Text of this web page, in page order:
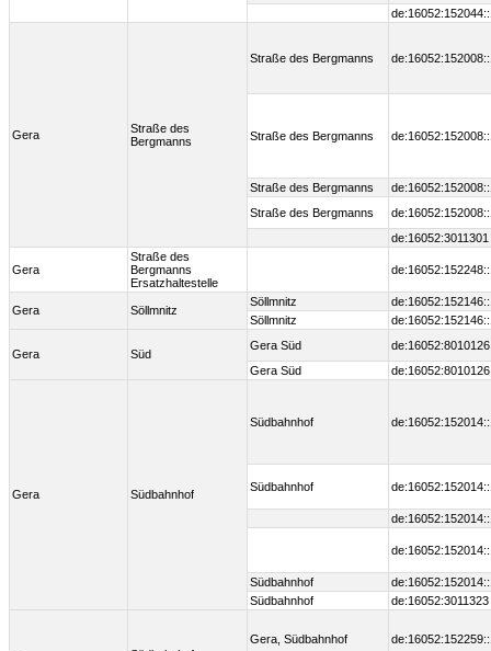
Gera
Straße des
Bergmanns
Straße des Bergmanns
Straße des Bergmanns
Straße des Bergmanns
Straße des Bergmanns
de:16052:3011301
Gera
Straße des
Bergmanns
Ersatzhaltestelle
Gera Söllmnitz
Söllmnitz
Söllmnitz
Gera Süd
Gera Süd
Gera Süd
Gera Südbahnhof
Südbahnhof
Südbahnhof
Südbahnhof
Südbahnhof
de:16052:3011323
Gera, Südbahnhof